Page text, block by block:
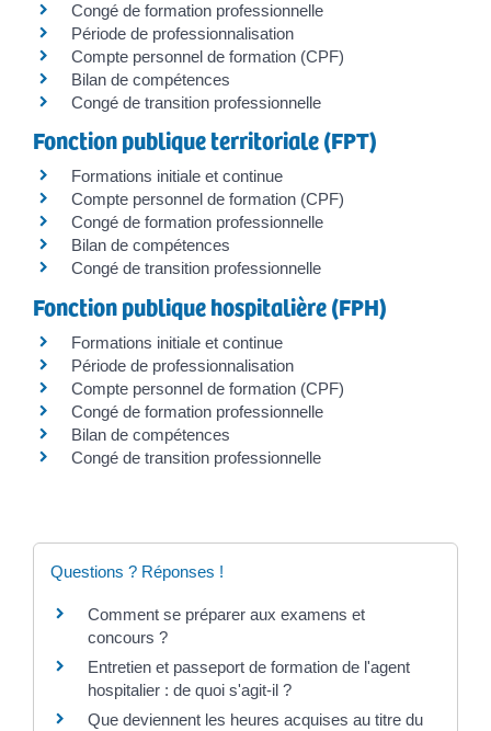
Congé de formation professionnelle
Période de professionnalisation
Compte personnel de formation (CPF)
Bilan de compétences
Congé de transition professionnelle
Fonction publique territoriale (FPT)
Formations initiale et continue
Compte personnel de formation (CPF)
Congé de formation professionnelle
Bilan de compétences
Congé de transition professionnelle
Fonction publique hospitalière (FPH)
Formations initiale et continue
Période de professionnalisation
Compte personnel de formation (CPF)
Congé de formation professionnelle
Bilan de compétences
Congé de transition professionnelle
Questions ? Réponses !
Comment se préparer aux examens et
concours ?
Entretien et passeport de formation de l'agent
hospitalier : de quoi s'agit-il ?
Que deviennent les heures acquises au titre du